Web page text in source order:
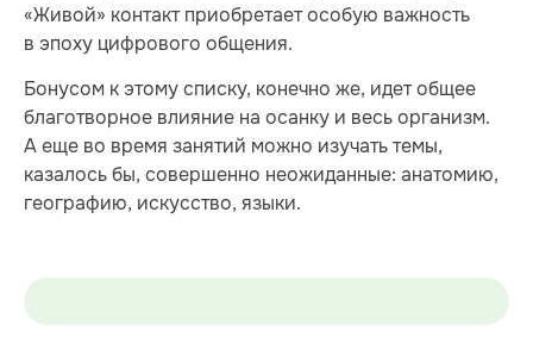
«Живой» контакт приобретает особую важность
в эпоху цифрового общения.
Бонусом к этому списку, конечно же, идет общее
благотворное влияние на осанку и весь организм.
А еще во время занятий можно изучать темы,
казалось бы, совершенно неожиданные: анатомию,
географию, искусство, языки.